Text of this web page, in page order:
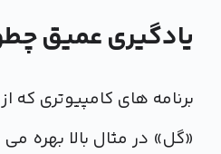
یادگیری عمیق
برنامه های کامپیوتری که
«گل» در مثال بالا بهره